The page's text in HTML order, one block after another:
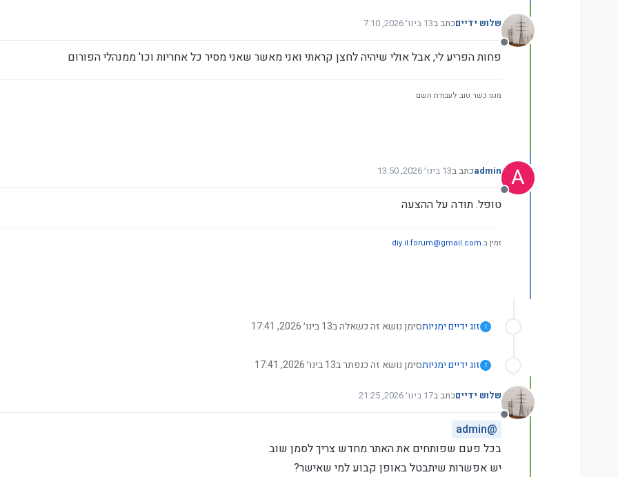
מנותק
שלוש ידייםכתב ב13 בינו׳ 2026, 7:10
נערך לאחרונה על ידי
פחות הפריע לי, אבל אולי שיהיה לחצן קראתי ואני מאשר שאני מסיר כל אחריות וכו' ממנהלי הפורום
מנגו כשר טוב לעבודת השם
A
מנותק
adminכתב ב13 בינו׳ 2026, 13:50
נערך לאחרונה על ידי
טופל. תודה על ההצעה
זמין ב diy.il.forum@gmail.com
ז זוג ידיים ימניותסימן נושא זה כשאלה ב13 בינו׳ 2026, 17:41
ז זוג ידיים ימניותסימן נושא זה כנפתר ב13 בינו׳ 2026, 17:41
מנותק
שלוש ידייםכתב ב17 בינו׳ 2026, 21:25
נערך לאחרונה על ידי
@
admin
בכל פעם שפותחים את האתר מחדש צריך לסמן שוב
יש אפשרות שיתבטל באופן קבוע למי שאישר?